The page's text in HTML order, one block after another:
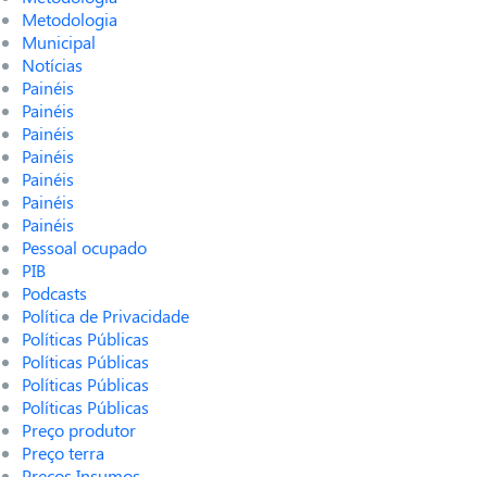
Metodologia
Municipal
Notícias
Painéis
Painéis
Painéis
Painéis
Painéis
Painéis
Painéis
Pessoal ocupado
PIB
Podcasts
Política de Privacidade
Políticas Públicas
Políticas Públicas
Políticas Públicas
Políticas Públicas
Preço produtor
Preço terra